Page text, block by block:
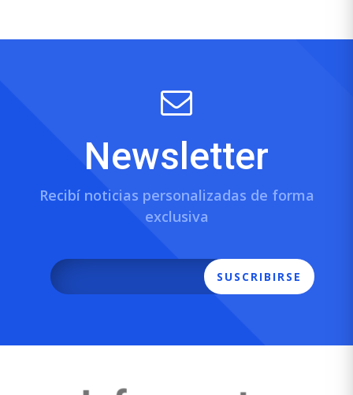
Newsletter
Recibí noticias personalizadas de forma
exclusiva
SUSCRIBIRSE